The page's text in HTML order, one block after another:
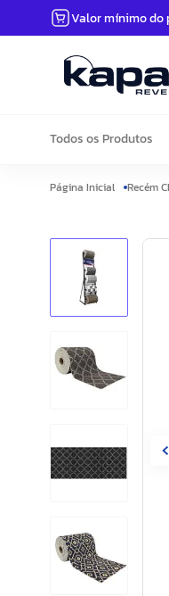
Valor mínimo do
Todos os Produtos
Recém